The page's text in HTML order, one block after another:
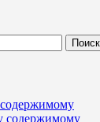
содержимому